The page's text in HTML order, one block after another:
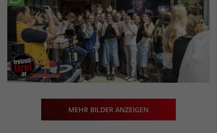
MEHR BILDER ANZEIGEN